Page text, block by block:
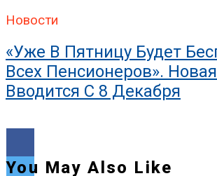
Новости
«Уже В Пятницу Будет
Всех Пенсионеров».
Вводится С 8 Декабря
You May Also Like